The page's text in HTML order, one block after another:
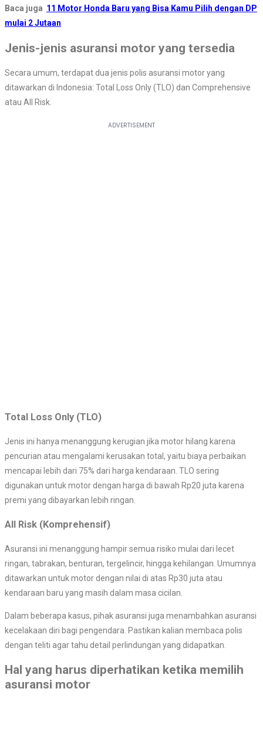
Baca juga 11 Motor Honda Baru yang Bisa Kamu Pilih dengan DP
mulai 2 Jutaan
Jenis-jenis asuransi motor yang tersedia
Secara umum, terdapat dua jenis polis asuransi motor yang
ditawarkan di Indonesia: Total Loss Only (TLO) dan Comprehensive
atau All Risk.
Total Loss Only (TLO)
Jenis ini hanya menanggung kerugian jika motor hilang karena
pencurian atau mengalami kerusakan total, yaitu biaya perbaikan
mencapai lebih dari 75% dari harga kendaraan. TLO sering
digunakan untuk motor dengan harga di bawah Rp20 juta karena
premi yang dibayarkan lebih ringan.
All Risk (Komprehensif)
Asuransi ini menanggung hampir semua risiko mulai dari lecet
ringan, tabrakan, benturan, tergelincir, hingga kehilangan. Umumnya
ditawarkan untuk motor dengan nilai di atas Rp30 juta atau
kendaraan baru yang masih dalam masa cicilan.
Dalam beberapa kasus, pihak asuransi juga menambahkan asuransi
kecelakaan diri bagi pengendara. Pastikan kalian membaca polis
dengan teliti agar tahu detail perlindungan yang didapatkan.
Hal yang harus diperhatikan ketika memilih
asuransi motor